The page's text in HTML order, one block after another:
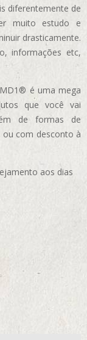
diferentemente de
muito estudo e
drasticamente.
informações etc,
é uma mega
que você vai
de formas de
com desconto à
aos dias